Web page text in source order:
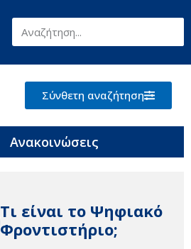
Σύνθετη αναζήτηση
Ανακοινώσεις
Τι είναι το Ψηφιακό
Φροντιστήριο;